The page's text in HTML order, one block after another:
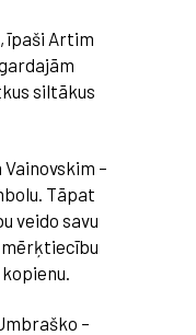
īpaši Artim
siltākus
–
Tāpat
veido savu
mērķtiecību
–